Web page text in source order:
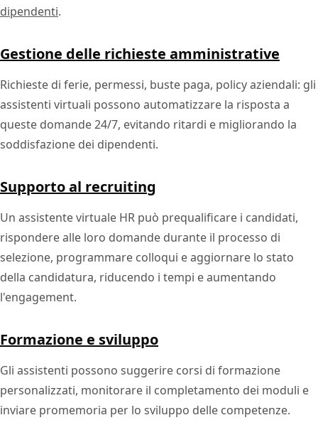
dipendenti.
Gestione delle richieste amministrative
Richieste di ferie, permessi, buste paga, policy aziendali: gli
assistenti virtuali possono automatizzare la risposta a
queste domande 24/7, evitando ritardi e migliorando la
soddisfazione dei dipendenti.
Supporto al recruiting
Un assistente virtuale HR può prequalificare i candidati,
rispondere alle loro domande durante il processo di
selezione, programmare colloqui e aggiornare lo stato
della candidatura, riducendo i tempi e aumentando
l'engagement.
Formazione e sviluppo
Gli assistenti possono suggerire corsi di formazione
personalizzati, monitorare il completamento dei moduli e
inviare promemoria per lo sviluppo delle competenze.